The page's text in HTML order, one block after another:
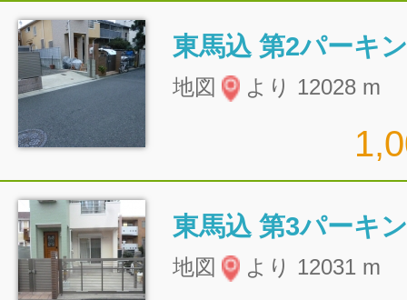
東馬込 第2パーキ
地図 より 12028 m
東馬込 第3パーキ
地図 より 12031 m